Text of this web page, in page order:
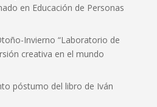
en Educación de Personas
Invierno “Laboratorio de
creativa en el mundo
póstumo del libro de Iván